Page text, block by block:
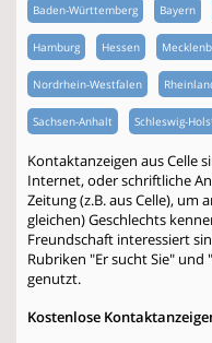
Baden-Württemberg Bayern
Hamburg Hessen
Nordrhein-Westfalen
Sachsen-Anhalt Schleswig-
Kontaktanzeigen aus Celle
Internet, oder schriftliche
Zeitung (z.B. aus Celle), um
gleichen) Geschlechts
Freundschaft interessiert
Rubriken "Er sucht Sie"
genutzt.
Kostenlose